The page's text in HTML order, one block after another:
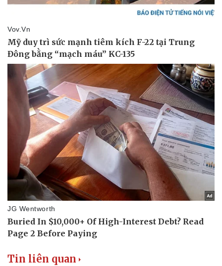
Tin liên quan